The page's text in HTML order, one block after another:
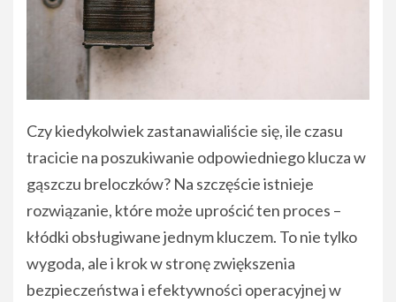
Czy kiedykolwiek zastanawialiście się, ile czasu
tracicie na poszukiwanie odpowiedniego klucza w
gąszczu breloczków? Na szczęście istnieje
rozwiązanie, które może uprościć ten proces –
kłódki obsługiwane jednym kluczem. To nie tylko
wygoda, ale i krok w stronę zwiększenia
bezpieczeństwa i efektywności operacyjnej w